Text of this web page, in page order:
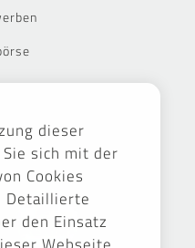
dieser
sich mit der
Cookies
Detaillierte
den Einsatz